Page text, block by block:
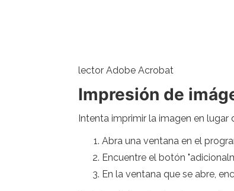
lector Adobe Acrobat
Impresión de
Intenta imprimir la imagen en lugar
Abra una ventana en el
Encuentre el botón
En la ventana que se abre,